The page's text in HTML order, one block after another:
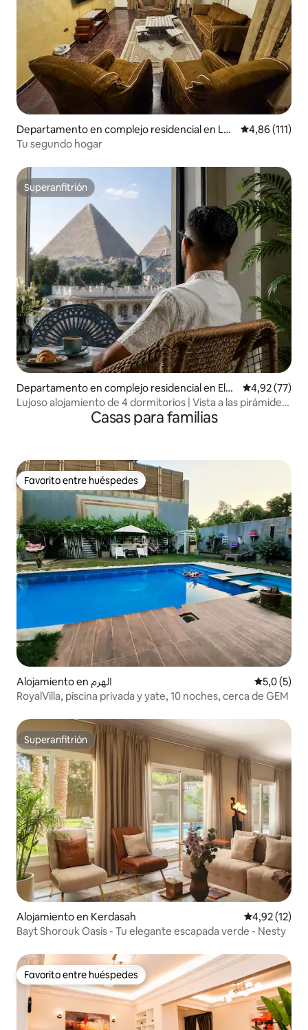
Departamento en complejo residencial en Los
Ingenieros
Calificación
4,86 (111)
Tu segundo hogar
Superanfitrión
Superanfitrión
Departamento en complejo residencial en Elha
ram
Calificación
4,92 (77)
Lujoso alojamiento de 4 dormitorios | Vista a las pirámides
y al Gran Museo EgipcioCasas para familias
Favorito entre huéspedes
Favorito entre huéspedes
Alojamiento en الهرم
5,0 (5)
RoyalVilla, piscina privada y yate, 10 noches, cerca de GEM
Superanfitrión
Superanfitrión
Alojamiento en Kerdasah Calificación
4,92 (12)
Bayt Shorouk Oasis - Tu elegante escapada verde - Nesty
Favorito entre huéspedes
Favorito entre huéspedes